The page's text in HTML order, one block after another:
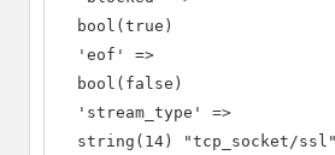
  bool(true)
  'eof' =>
  bool(false)
  'stream_type' =>
  string(14) "tcp_socket/ssl"